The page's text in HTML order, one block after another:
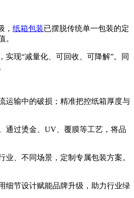
， 纸箱包装已摆脱传统单一包装的定
。
现“减量化、可回收、可降解”。同
运输中的破损；精准把控纸箱厚度与
通过烫金、UV、覆膜等工艺，将品
、不同场景，定制专属包装方案。
细节设计赋能品牌升级，助力行业绿